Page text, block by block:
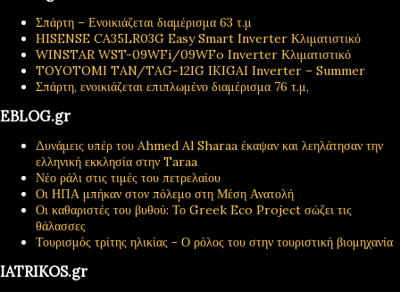
Σπάρτη – Ενοικιάζεται διαμέρισμα 63 τ.μ
HISENSE CA35LR03G Easy Smart Inverter Κλιματιστικό
WINSTAR WST-09WFi/09WFo Inverter Κλιματιστικό
TOYOTOMI TAN/TAG-12IG IKIGAI Inverter – Summer
Σπάρτη, ενοικιάζεται επιπλωμένο διαμέρισμα 76 τ.μ,
EBLOG.gr
Δυνάμεις υπέρ του Ahmed Al Sharaa έκαψαν και λεηλάτησαν την
ελληνική εκκλησία στην Taraa
Νέο ράλι στις τιμές του πετρελαίου
Οι ΗΠΑ μπήκαν στον πόλεμο στη Μέση Ανατολή
Οι καθαριστές του βυθού: Το Greek Eco Project σώζει τις
θάλασσες
Τουρισμός τρίτης ηλικίας - Ο ρόλος του στην τουριστική βιομηχανία
IATRIKOS.gr